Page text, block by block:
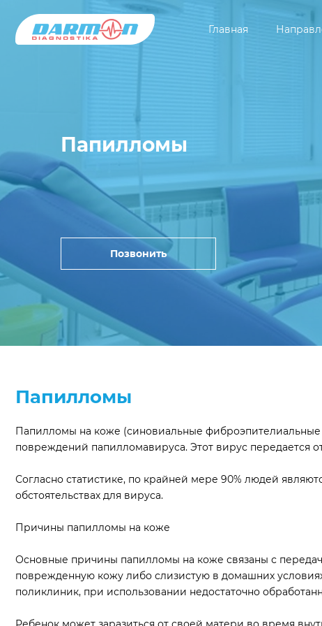
Главная
Папилломы
Позвонить
Папилломы
Папилломы на коже (синовиальные
повреждений папилломавируса. Этот вирус передается
Согласно статистике, по крайней мере 90% людей
обстоятельствах для вируса.
Причины папилломы на коже
Основные причины папилломы на коже связаны с
поврежденную кожу либо слизистую в домашних
поликлиник, при использовании недостаточно